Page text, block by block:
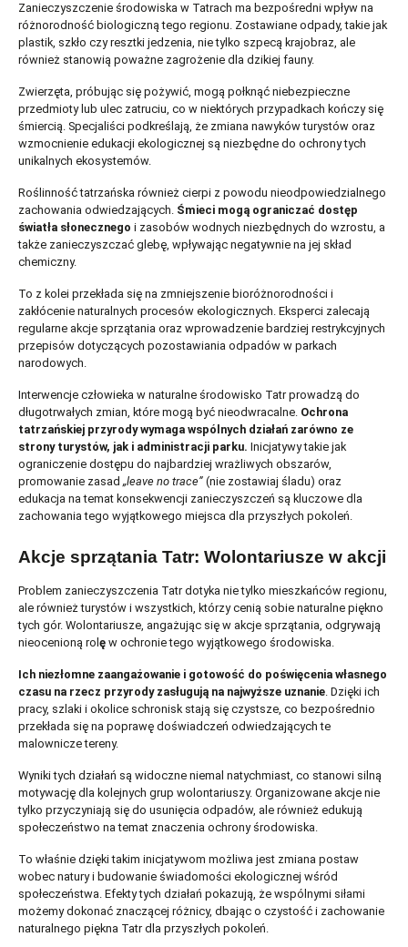
Zanieczyszczenie środowiska w Tatrach ma bezpośredni wpływ na
różnorodność biologiczną tego regionu. Zostawiane odpady, takie jak
plastik, szkło czy resztki jedzenia, nie tylko szpecą krajobraz, ale
również stanowią poważne zagrożenie dla dzikiej fauny.
Zwierzęta, próbując się pożywić, mogą połknąć niebezpieczne
przedmioty lub ulec zatruciu, co w niektórych przypadkach kończy się
śmiercią. Specjaliści podkreślają, że zmiana nawyków turystów oraz
wzmocnienie edukacji ekologicznej są niezbędne do ochrony tych
unikalnych ekosystemów.
Roślinność tatrzańska również cierpi z powodu nieodpowiedzialnego
zachowania odwiedzających. Śmieci mogą ograniczać dostęp
światła słonecznego i zasobów wodnych niezbędnych do wzrostu, a
także zanieczyszczać glebę, wpływając negatywnie na jej skład
chemiczny.
To z kolei przekłada się na zmniejszenie bioróżnorodności i
zakłócenie naturalnych procesów ekologicznych. Eksperci zalecają
regularne akcje sprzątania oraz wprowadzenie bardziej restrykcyjnych
przepisów dotyczących pozostawiania odpadów w parkach
narodowych.
Interwencje człowieka w naturalne środowisko Tatr prowadzą do
długotrwałych zmian, które mogą być nieodwracalne. Ochrona
tatrzańskiej przyrody wymaga wspólnych działań zarówno ze
strony turystów, jak i administracji parku. Inicjatywy takie jak
ograniczenie dostępu do najbardziej wrażliwych obszarów,
promowanie zasad „leave no trace” (nie zostawiaj śladu) oraz
edukacja na temat konsekwencji zanieczyszczeń są kluczowe dla
zachowania tego wyjątkowego miejsca dla przyszłych pokoleń.
Akcje sprzątania Tatr: Wolontariusze w akcji
Problem zanieczyszczenia Tatr dotyka nie tylko mieszkańców regionu,
ale również turystów i wszystkich, którzy cenią sobie naturalne piękno
tych gór. Wolontariusze, angażując się w akcje sprzątania, odgrywają
nieocenioną rol ę w ochronie tego wyjątkowego środowiska.
Ich niezłomne zaangażowanie i gotowość do poświęcenia własnego
czasu na rzecz przyrody zasługują na najwyższe uznanie. Dzięki ich
pracy, szlaki i okolice schronisk stają się czystsze, co bezpośrednio
przekłada się na poprawę doświadczeń odwiedzających te
malownicze tereny.
Wyniki tych działań są widoczne niemal natychmiast, co stanowi silną
motywację dla kolejnych grup wolontariuszy. Organizowane akcje nie
tylko przyczyniają się do usunięcia odpadów, ale również edukują
społeczeństwo na temat znaczenia ochrony środowiska.
To właśnie dzięki takim inicjatywom możliwa jest zmiana postaw
wobec natury i budowanie świadomości ekologicznej wśród
społeczeństwa. Efekty tych działań pokazują, że wspólnymi siłami
możemy dokonać znaczącej różnicy, dbając o czystość i zachowanie
naturalnego piękna Tatr dla przyszłych pokoleń.